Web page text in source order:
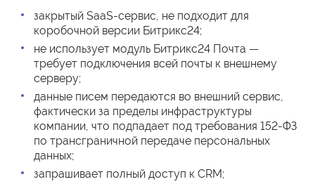
закрытый SaaS-сервис, не подходит для
коробочной версии Битрикс24;
не использует модуль Битрикс24 Почта —
требует подключения всей почты к внешнему
серверу;
данные писем передаются во внешний сервис,
фактически за пределы инфраструктуры
компании, что подпадает под требования 152-ФЗ
по трансграничной передаче персональных
данных;
запрашивает полный доступ к CRM;